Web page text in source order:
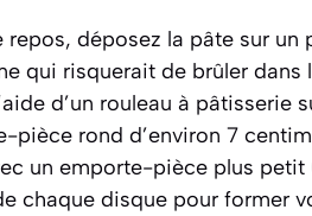
repos, déposez la pâte sur un
qui risquerait de brûler dans
d’un rouleau à pâtisserie
pièce rond d’environ 7
un emporte-pièce plus
chaque disque pour former